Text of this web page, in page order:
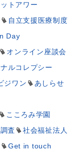
トアワー
自立支援医療制度
Day
オンライン座談会
ナルコレプシー
ジワン
あしらせ
こころみ学園
査
社会福祉法人
Get in touch